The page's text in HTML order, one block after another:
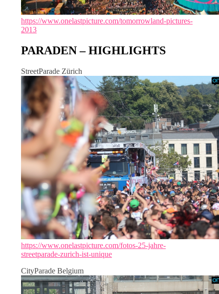
https://www.onelastpicture.com/tomorrowland-pictures-
2013
PARADEN – HIGHLIGHTS
StreetParade Zürich
https://www.onelastpicture.com/fotos-25-jahre-
streetparade-zurich-ist-unique
CityParade Belgium